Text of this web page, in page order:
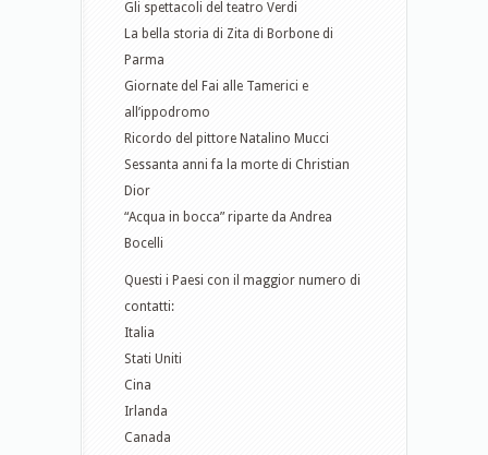
Gli spettacoli del teatro Verdi
La bella storia di Zita di Borbone di
Parma
Giornate del Fai alle Tamerici e
all’ippodromo
Ricordo del pittore Natalino Mucci
Sessanta anni fa la morte di Christian
Dior
“Acqua in bocca” riparte da Andrea
Bocelli
Questi i Paesi con il maggior numero di
contatti:
Italia
Stati Uniti
Cina
Irlanda
Canada